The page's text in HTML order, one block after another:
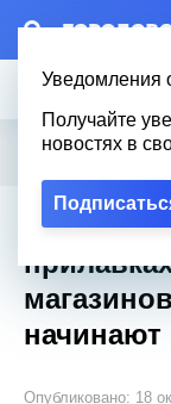
Уведомления
Получайте
новостях в
Новости
Городовой Полезное
магазинов 2-й год
начинают
Опубликовано: 18